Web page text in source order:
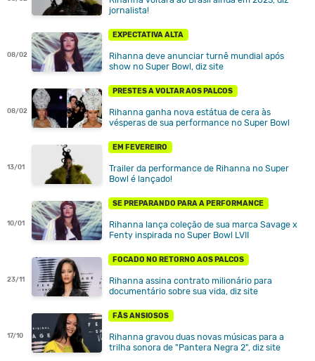
jornalista!
08/02
EXPECTATIVA ALTA
Rihanna deve anunciar turnê mundial após
show no Super Bowl, diz site
08/02
PRESTES A VOLTAR AOS PALCOS
Rihanna ganha nova estátua de cera às
vésperas de sua performance no Super Bowl
13/01
EM FEVEREIRO
Trailer da performance de Rihanna no Super
Bowl é lançado!
10/01
SE PREPARANDO PARA A PERFORMANCE
Rihanna lança coleção de sua marca Savage x
Fenty inspirada no Super Bowl LVII
23/11
FOCADO NO RETORNO AOS PALCOS
Rihanna assina contrato milionário para
documentário sobre sua vida, diz site
17/10
FÃS ANSIOSOS
Rihanna gravou duas novas músicas para a
trilha sonora de "Pantera Negra 2", diz site